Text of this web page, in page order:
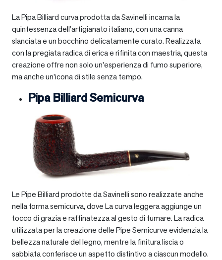
La Pipa Billiard curva prodotta da Savinelli incarna la
quintessenza dell’artigianato italiano, con una canna
slanciata e un bocchino delicatamente curato. Realizzata
con la pregiata radica di erica e rifinita con maestria, questa
creazione offre non solo un’esperienza di fumo superiore,
ma anche un’icona di stile senza tempo.
Pipa Billiard Semicurva
Le Pipe Billiard prodotte da Savinelli sono realizzate anche
nella forma semicurva, dove La curva leggera aggiunge un
tocco di grazia e raffinatezza al gesto di fumare. La radica
utilizzata per la creazione delle Pipe Semicurve evidenzia la
bellezza naturale del legno, mentre la finitura liscia o
sabbiata conferisce un aspetto distintivo a ciascun modello.